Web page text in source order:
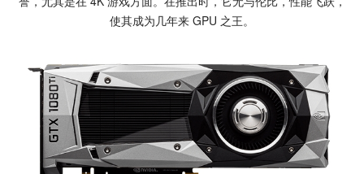
使其成为几年来 GPU 之王。